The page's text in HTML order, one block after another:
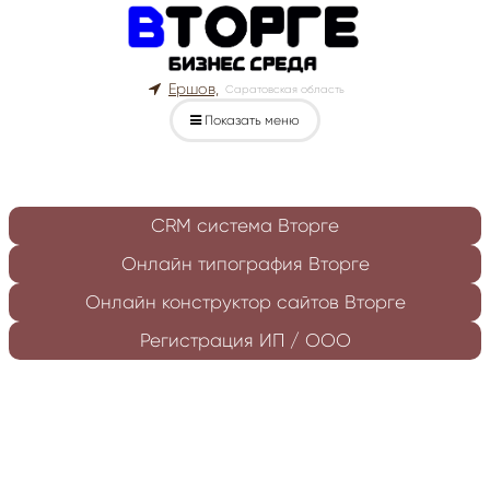
Ершов, Саратовская область
Показать меню
CRM система Вторге
Онлайн типография Вторге
Онлайн конструктор сайтов Вторге
Регистрация ИП / ООО